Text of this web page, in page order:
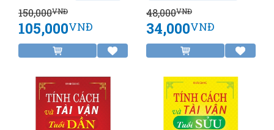
150,000VNĐ
105,000VNĐ
48,000VNĐ
34,000VNĐ